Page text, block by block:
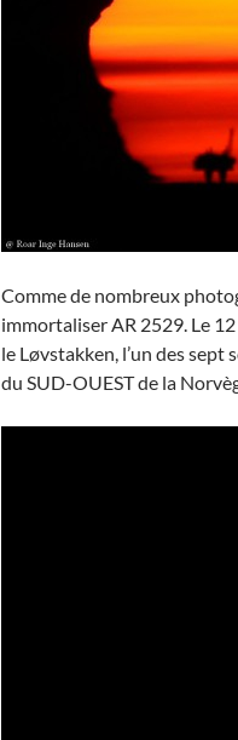
Comme de nombreux
immortaliser AR 2529. Le
le Løvstakken, l’un des
du SUD-OUEST de la